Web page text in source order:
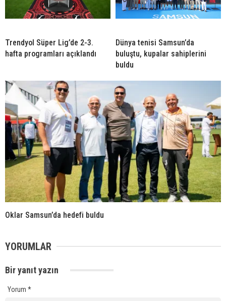
Trendyol Süper Lig’de 2-3.
hafta programları açıklandı
Dünya tenisi Samsun’da
buluştu, kupalar sahiplerini
buldu
Oklar Samsun’da hedefi buldu
YORUMLAR
Bir yanıt yazın
Yorum *